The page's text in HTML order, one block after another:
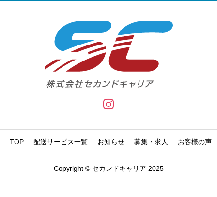
TOP 配送サービス一覧 お知らせ 募集・求人 お客様の声
Copyright © セカンドキャリア 2025